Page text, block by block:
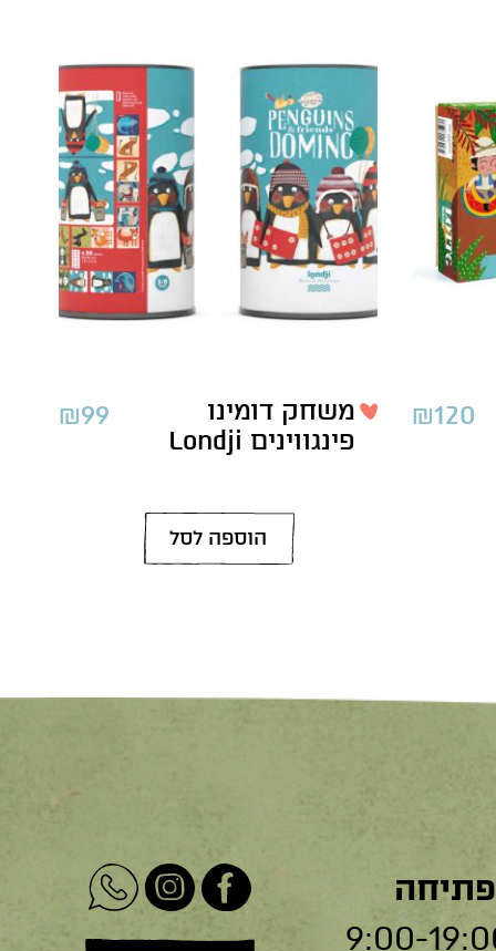
₪120
משחק דומינו
פינגווינים Londji
₪99
הוספה לסל